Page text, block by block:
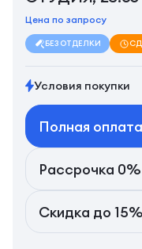
Цена по запросу
БЕЗ ОТДЕЛКИ
Условия покупки
Полная оплата
Рассрочка 0%
Скидка до 15%